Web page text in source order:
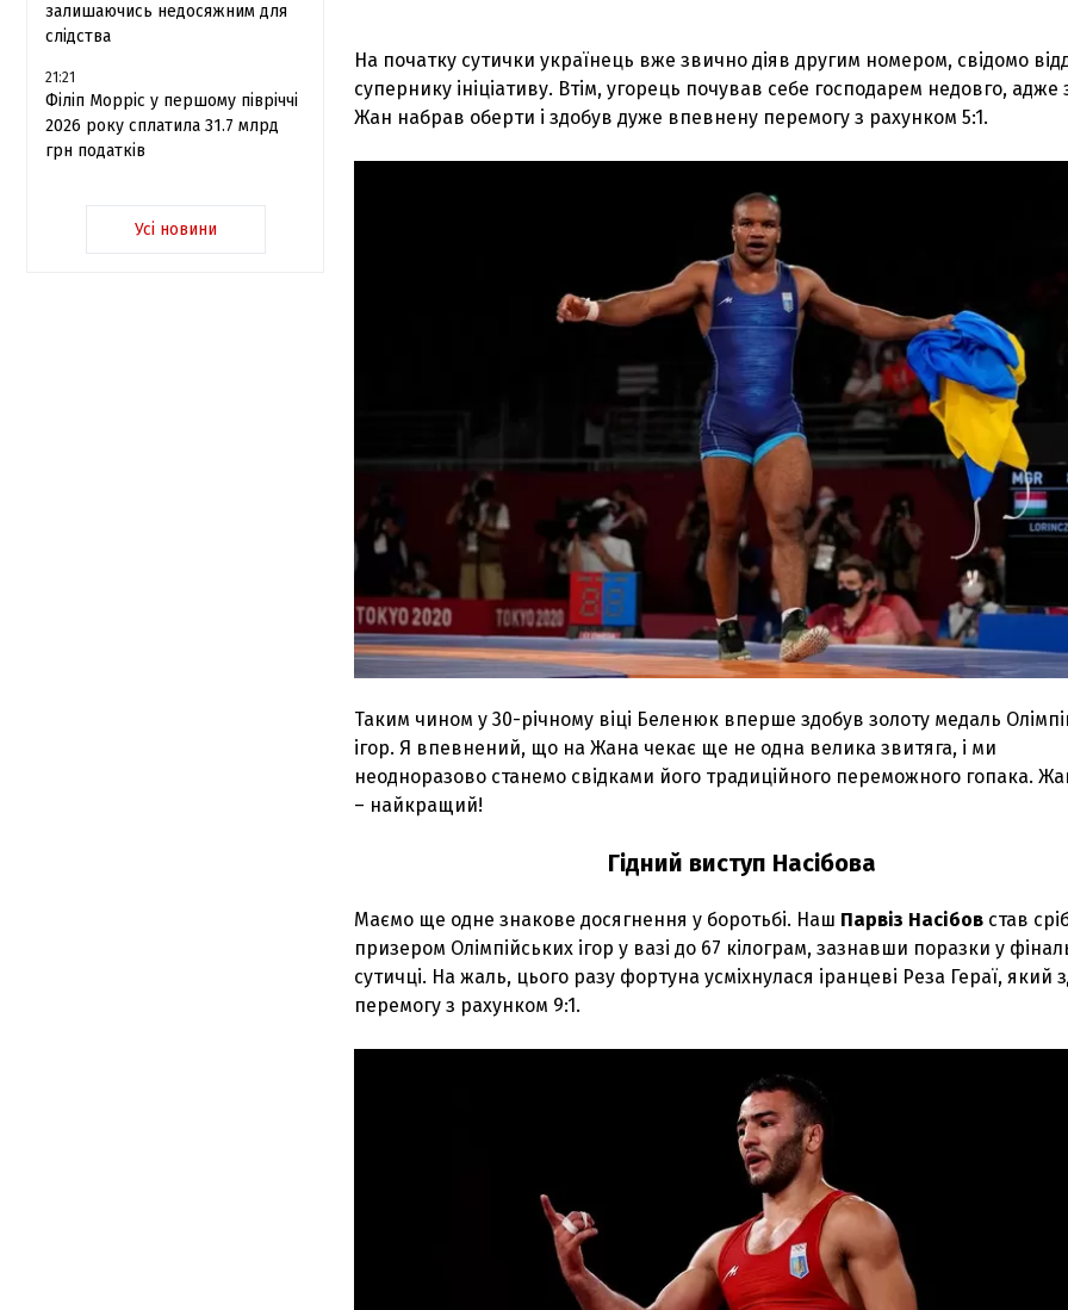
залишаючись недосяжним для
слідства
21:21
Філіп Морріс у першому півріччі
2026 року сплатила 31.7 млрд
грн податків
Усі новини
На початку сутички українець вже звично діяв другим номером, свідомо
супернику ініціативу. Втім, угорець почував себе господарем недовго, адже
Жан набрав оберти і здобув дуже впевнену перемогу з рахунком 5:1.
Таким чином у 30-річному віці Беленюк вперше здобув золоту медаль
ігор. Я впевнений, що на Жана чекає ще не одна велика звитяга, і ми
неодноразово станемо свідками його традиційного переможного гопака.
– найкращий!
Гідний виступ Насібова
Маємо ще одне знакове досягнення у боротьбі. Наш Парвіз Насібов став
призером Олімпійських ігор у вазі до 67 кілограм, зазнавши поразки у
сутичці. На жаль, цього разу фортуна усміхнулася іранцеві Реза Гераї, який
перемогу з рахунком 9:1.
З'явилося відео знищеного ворожого